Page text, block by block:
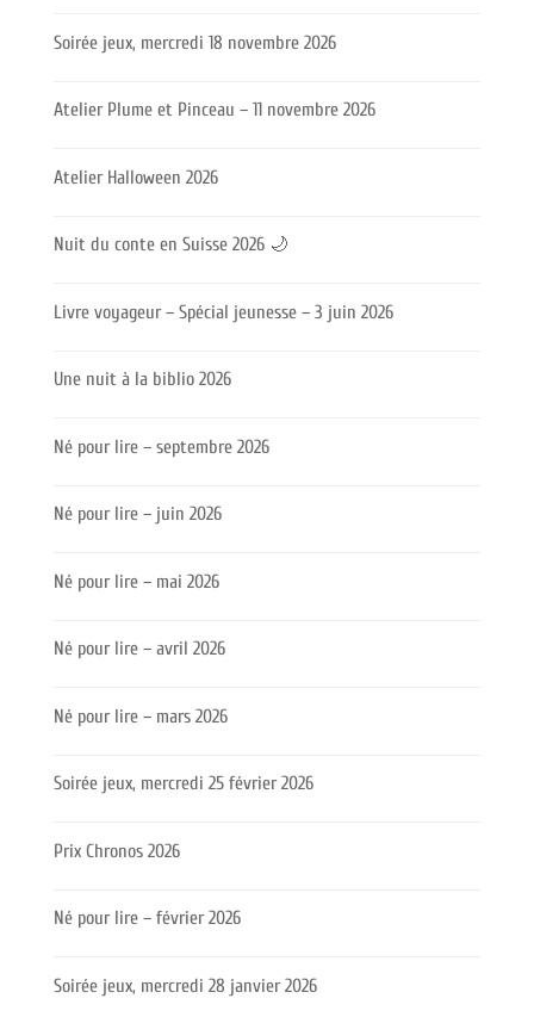
Soirée jeux, mercredi 18 novembre 2026
Atelier Plume et Pinceau – 11 novembre 2026
Atelier Halloween 2026
Nuit du conte en Suisse 2026 🌙
Livre voyageur – Spécial jeunesse – 3 juin 2026
Une nuit à la biblio 2026
Né pour lire – septembre 2026
Né pour lire – juin 2026
Né pour lire – mai 2026
Né pour lire – avril 2026
Né pour lire – mars 2026
Soirée jeux, mercredi 25 février 2026
Prix Chronos 2026
Né pour lire – février 2026
Soirée jeux, mercredi 28 janvier 2026